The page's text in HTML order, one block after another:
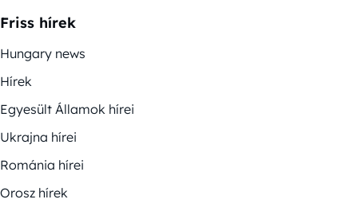
Friss hírek
Hungary news
Hírek
Egyesült Államok hírei
Ukrajna hírei
Románia hírei
Orosz hírek